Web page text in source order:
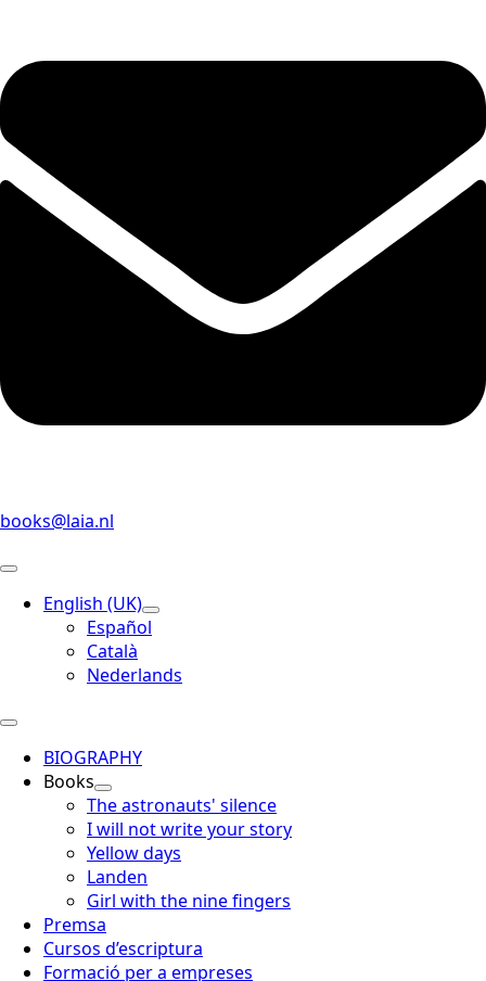
books@laia.nl
English (UK)
Español
Català
Nederlands
BIOGRAPHY
Books
The astronauts' silence
I will not write your story
Yellow days
Landen
Girl with the nine fingers
Premsa
Cursos d’escriptura
Formació per a empreses